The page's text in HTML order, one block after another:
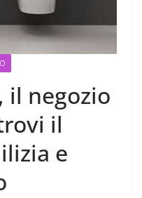
il negozio
il
e